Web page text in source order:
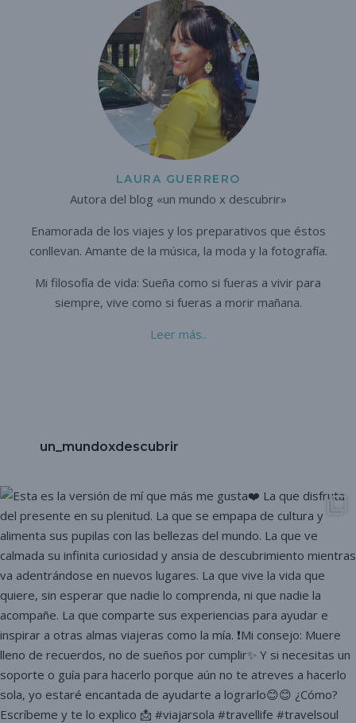
LAURA GUERRERO
Autora del blog «un mundo x descubrir»
Enamorada de los viajes y los preparativos que éstos
conllevan. Amante de la música, la moda y la fotografía.
Mi filosofía de vida: Sueña como si fueras a vivir para
siempre, vive como si fueras a morir mañana.
Leer más..
un_mundoxdescubrir